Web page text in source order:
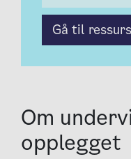
Om
opplegget
Gå til